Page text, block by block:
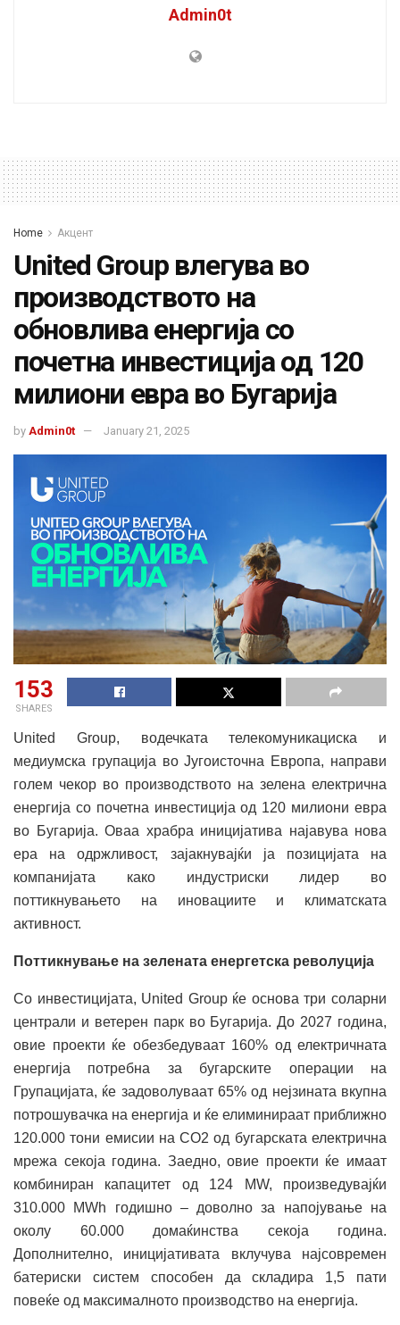
Admin0t
Home Акцент
United Group влегува во
производството на
обновлива енергија со
почетна инвестиција од 120
милиони евра во Бугарија
by Admin0t January 21, 2025
153
SHARES
United Group, водечката телекомуникациска и
медиумска групација во Југоисточна Европа, направи
голем чекор во производството на зелена електрична
енергија со почетна инвестиција од 120 милиони евра
во Бугарија. Оваа храбра иницијатива најавува нова
ера на одржливост, зајакнувајќи ја позицијата на
компанијата како индустриски лидер во
поттикнувањето на иновациите и климатската
активност.
Поттикнување на зелената енергетска револуција
Со инвестицијата, United Group ќе основа три соларни
централи и ветерен парк во Бугарија. До 2027 година,
овие проекти ќе обезбедуваат 160% од електричната
енергија потребна за бугарските операции на
Групацијата, ќе задоволуваат 65% од нејзината вкупна
потрошувачка на енергија и ќе елиминираат приближно
120.000 тони емисии на CO2 од бугарската електрична
мрежа секоја година. Заедно, овие проекти ќе имаат
комбиниран капацитет од 124 MW, произведувајќи
310.000 MWh годишно – доволно за напојување на
околу 60.000 домаќинства секоја година.
Дополнително, иницијативата вклучува најсовремен
батериски систем способен да складира 1,5 пати
повеќе од максималното производство на енергија.